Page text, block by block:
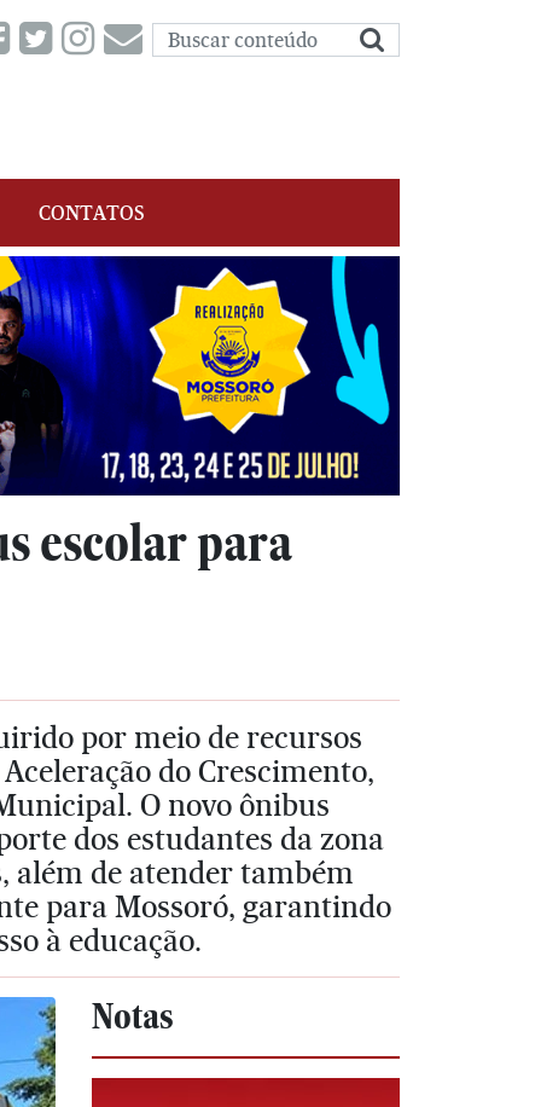
CONTATOS
escolar para
por meio de recursos
do Crescimento,
O novo ônibus
dos estudantes da zona
além de atender também
para Mossoró, garantindo
à educação.
Notas